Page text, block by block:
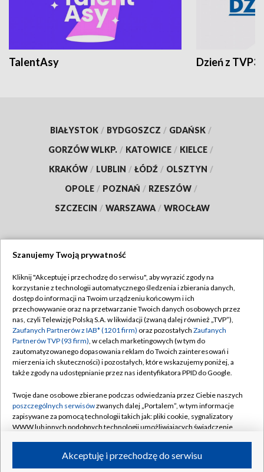
TalentAsy Dzień z TVP3
BIAŁYSTOK / BYDGOSZCZ / GDAŃSK /
GORZÓW WLKP. / KATOWICE / KIELCE /
KRAKÓW / LUBLIN / ŁÓDŹ / OLSZTYN /
OPOLE / POZNAŃ / RZESZÓW /
SZCZECIN / WARSZAWA / WROCŁAW
TVP
Abonament TVP
Emisja w TVP
Centrum informacji TVP
Naziemna Telewizja Cyfrowa
Rada Programowa
System NOS
Informacje o nadawcy
Program dla prasy
Regulamin TVP
Polityka prywatności
Moje zgody
Pomoc
Kontakt
Kanały
Szanujemy Twoją prywatność
Kliknij "Akceptuję i przechodzę do serwisu", aby wyrazić zgody na
korzystanie z technologii automatycznego śledzenia i zbierania danych,
dostęp do informacji na Twoim urządzeniu końcowym i ich
przechowywanie oraz na przetwarzanie Twoich danych osobowych przez
nas, czyli Telewizję Polską S.A. w likwidacji (zwaną dalej również „TVP”),
Zaufanych Partnerów z IAB* (1201 firm) oraz pozostałych Zaufanych
Partnerów TVP (93 firm), w celach marketingowych (w tym do
zautomatyzowanego dopasowania reklam do Twoich zainteresowań i
mierzenia ich skuteczności) i pozostałych, które wskazujemy poniżej, a
także zgody na udostępnianie przez nas identyfikatora PPID do Google.
Twoje dane osobowe zbierane podczas odwiedzania przez Ciebie naszych
poszczególnych serwisówzwanych dalej „Portalem”, w tym informacje
zapisywane za pomocą technologii takich jak: pliki cookie, sygnalizatory
WWW lub innych podobnych technologii umożliwiających świadczenie
ruchu w Internecie.Akceptuję i przechodzę do serwisu